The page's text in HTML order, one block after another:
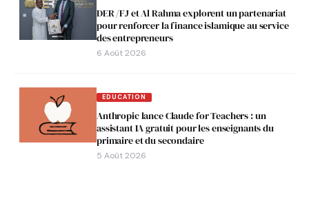
DER /FJ et Al Rahma explorent un partenariat
pour renforcer la finance islamique au service
des entrepreneurs
6 Août 2026
EDUCATION
Anthropic lance Claude for Teachers : un
assistant IA gratuit pour les enseignants du
primaire et du secondaire
5 Août 2026